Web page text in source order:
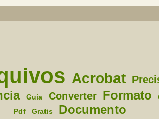
Acrobat
Guia Converter Formato
Pdf Gratis Documento